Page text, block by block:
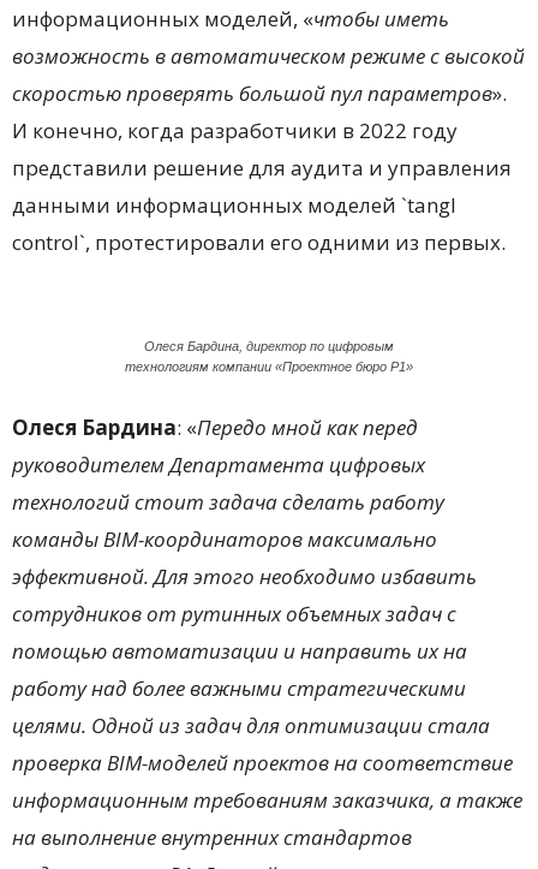
информационных моделей, «чтобы иметь
возможность в автоматическом режиме с высокой
скоростью проверять большой пул параметров».
И конечно, когда разработчики в 2022 году
представили решение для аудита и управления
данными информационных моделей `tangl
control`, протестировали его одними из первых.
Олеся Бардина, директор по цифровым
технологиям компании «Проектное бюро Р1»
Олеся Бардина: «Передо мной как перед
руководителем Департамента цифровых
технологий стоит задача сделать работу
командыBIM-координаторов максимально
эффективной. Для этого необходимо избавить
сотрудников от рутинных объемных задач с
помощью автоматизации и направить их на
работу над более важными стратегическими
целями. Одной из задач для оптимизации стала
проверкаBIM-моделей проектов на соответствие
информационным требованиям заказчика, а также
на выполнение внутренних стандартов